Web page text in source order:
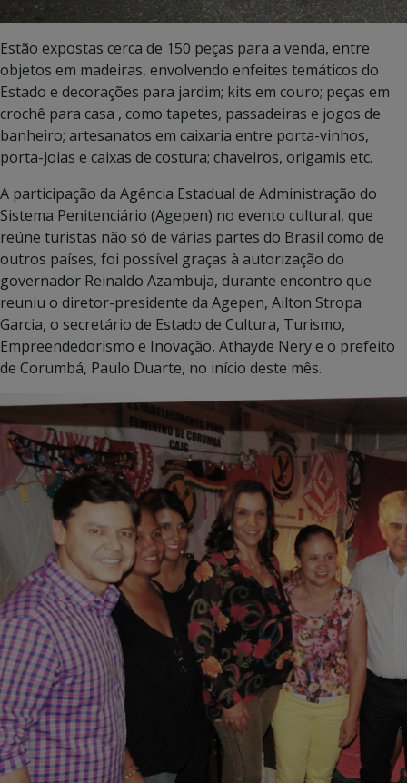
Estão expostas cerca de 150 peças para a venda, entre
objetos em madeiras, envolvendo enfeites temáticos do
Estado e decorações para jardim; kits em couro; peças em
crochê para casa , como tapetes, passadeiras e jogos de
banheiro; artesanatos em caixaria entre porta-vinhos,
porta-joias e caixas de costura; chaveiros, origamis etc.
A participação da Agência Estadual de Administração do
Sistema Penitenciário (Agepen) no evento cultural, que
reúne turistas não só de várias partes do Brasil como de
outros países, foi possível graças à autorização do
governador Reinaldo Azambuja, durante encontro que
reuniu o diretor-presidente da Agepen, Ailton Stropa
Garcia, o secretário de Estado de Cultura, Turismo,
Empreendedorismo e Inovação, Athayde Nery e o prefeito
de Corumbá, Paulo Duarte, no início deste mês.